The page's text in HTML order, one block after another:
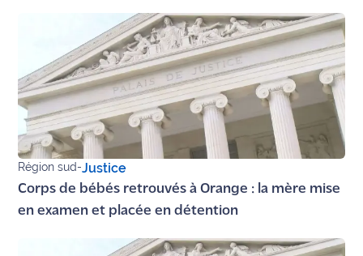
sortie
Nous
contacter
Ecouter
et voir
Région sud-Justice
Corps de bébés retrouvés à Orange : la mère mise
en examen et placée en détention